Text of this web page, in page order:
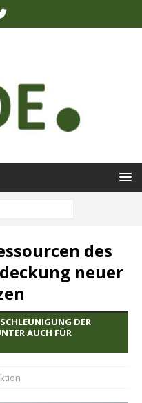
des
neuer
DER
AUCH FÜR